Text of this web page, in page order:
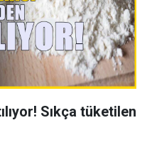
Sıkça tüketilen